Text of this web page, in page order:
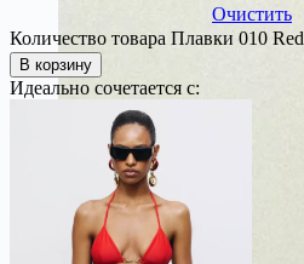
Очистить
Количество товара Плавки 010 Red
В корзину
Идеально сочетается с: